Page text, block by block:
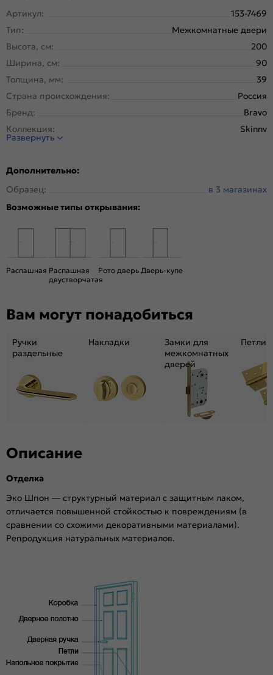
Артикул:
153-7469
Тип:
Межкомнатные двери
Высота, см:
200
Ширина, см:
90
Толщина, мм:
39
Страна происхождения:
Россия
Бренд:
Bravo
Коллекция:
Skinny
Стиль:
Система открывания:
Конструкция двери:
Скиновая
Цвет:
Общий цвет:
Декор:
Кромка:
Репродукция натуральных материалов
Возможность покраски:
Для влажных помещений:
Да
Наличие притвора:
Нет
Степень влагостойкости:
Влагостойкая
Средний ( 26-31 дБ)
Фрезеровка под петли:
Гарантия (лет):
Брус хвойных пород, МДФ, сотовый
наполнитель.
Развернуть
Дополнительно:
Образец:
в 3 магазинах
Возможные типы открывания:
Распашная Распашная
двустворчатая
Рото дверь Дверь-купе
Вам могут понадобиться
Ручки
раздельные
Накладки
Замки для
межкомнатных
дверей
Петли
Описание
Отделка
Эко Шпон — структурный материал с защитным лаком,
отличается повышенной стойкостью к повреждениям (в
сравнении со схожими декоративными материалами).
Репродукция натуральных материалов.